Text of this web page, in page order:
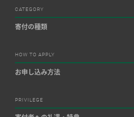
CATEGORY
寄付の種類
HOW TO APPLY
お申し込み方法
PRIVILEGE